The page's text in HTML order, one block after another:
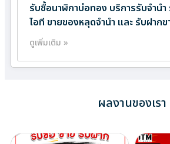
รับซื้อนาฬิกาบ่อทอง บริการรับจำน
ไอที ขายของหลุดจำนำ และ รับฝาก
ดูเพิ่มเติม »
ผลงานของเรา